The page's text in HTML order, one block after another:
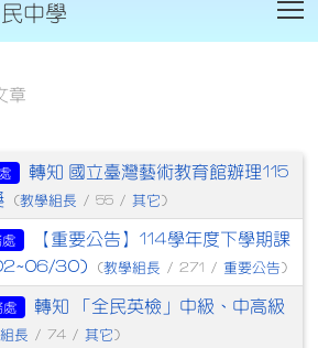
中學
章
轉知 國立臺灣藝術教育館辦理115
(教學組長 / 55 / 其它 )
處
【重要公告】114學年度下學期課
30)
(教學組長 / 271 / 重要公告 )
處
轉知 「全民英檢」中級、中高級
長 / 74 / 其它 )